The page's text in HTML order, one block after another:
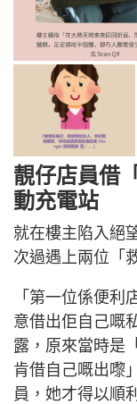
靚仔店員借
動充電站
就在樓主陷入絕
次過遇上兩位「
「第一位係便利
意借出佢自己嘅
露，原來當時是
肯借自己嘅出嚟
員，她才得以順